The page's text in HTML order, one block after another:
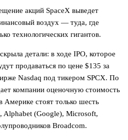
акций SpaceX выведет
воздух — туда, где
технологических гигантов.
детали: в ходе IPO, которое
продаваться по цене $135 за
Nasdaq под тикером SPCX. По
компании оценочную стоимость
Америке стоят только шесть
(Google), Microsoft,
Broadcom.